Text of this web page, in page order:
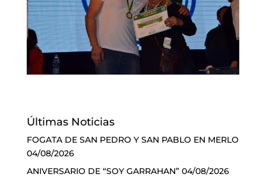
Últimas Noticias
FOGATA DE SAN PEDRO Y SAN PABLO EN MERLO
04/08/2026
ANIVERSARIO DE “SOY GARRAHAN” 04/08/2026